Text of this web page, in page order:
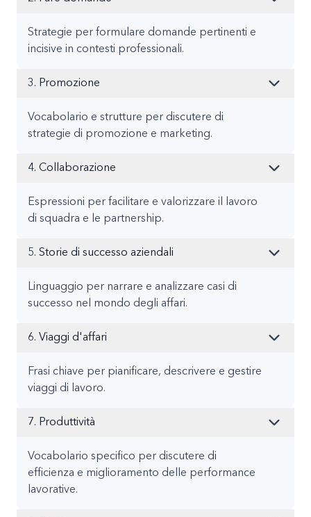
Strategie per formulare domande pertinenti e
incisive in contesti professionali.
3. Promozione
Vocabolario e strutture per discutere di
strategie di promozione e marketing.
4. Collaborazione
Espressioni per facilitare e valorizzare il lavoro
di squadra e le partnership.
5. Storie di successo aziendali
Linguaggio per narrare e analizzare casi di
successo nel mondo degli affari.
6. Viaggi d'affari
Frasi chiave per pianificare, descrivere e gestire
viaggi di lavoro.
7. Produttività
Vocabolario specifico per discutere di
efficienza e miglioramento delle performance
lavorative.